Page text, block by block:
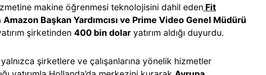
makine öğrenmesi teknolojisini dahil eden Fit
Amazon Başkan Yardımcısı ve Prime Video Genel Müdürü
şirketinden 400 bin dolar yatırım aldığı duyurdu.
şirketlere ve çalışanlarına yönelik hizmetler